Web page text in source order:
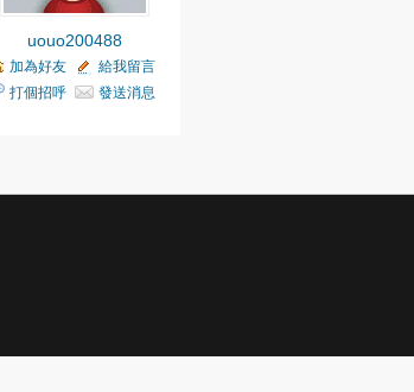
uouo200488
加為好友
給我留言
打個招呼
發送消息